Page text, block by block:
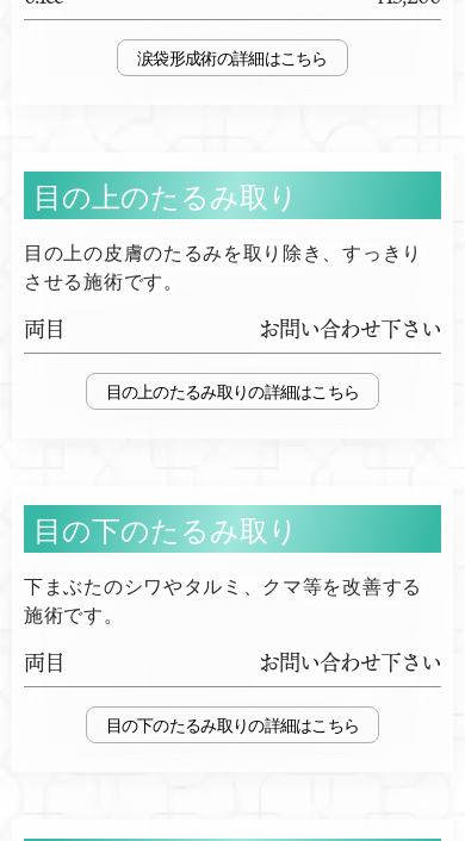
涙袋形成術
目の上のたるみ取り
目の上の皮膚のたるみを取り除き、すっきり
させる施術です。
両目 お問い合わせ下さい
目の上のたるみ取り
目の下のたるみ取り
下まぶたのシワやタルミ、クマ等を改善する
施術です。
両目 お問い合わせ下さい
目の下のたるみ取り